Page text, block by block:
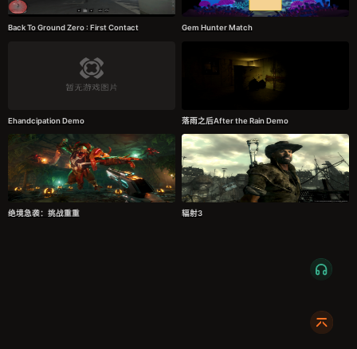
Back To Ground Zero : First Contact Gem Hunter Match
Ehandcipation Demo 落雨之后After the Rain Demo
绝境急袭：挑战重重 辐射3